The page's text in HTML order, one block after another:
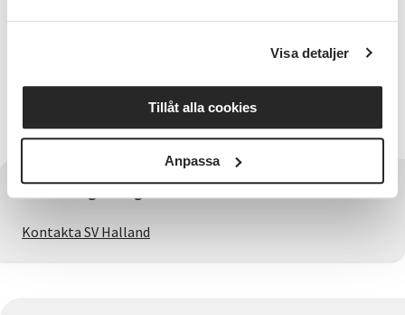
Visa detaljer
Tillåt alla cookies
Anpassa
lätt som möjligt.
Kursledarna är Marlene Karlsson och Alexander
Karlsson och de har båda utbildning samt lång
erfarenhet inom Parkour.
Har du några frågor?
Kontakta SV Halland